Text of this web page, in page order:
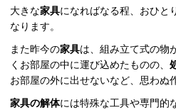
大きな家具になればなる程、おひと
なります。
また昨今の家具は、組み立て式の物
くお部屋の中に運び込めたものの、
お部屋の外に出せないなど、思わぬ
家具の解体には特殊な工具や専門的